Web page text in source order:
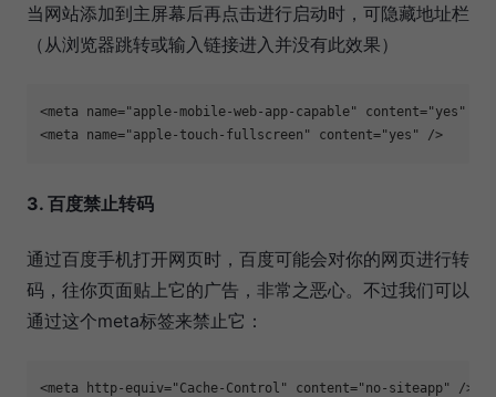
当网站添加到主屏幕后再点击进行启动时，可隐藏地址栏
（从浏览器跳转或输入链接进入并没有此效果）
<meta name="apple-mobile-web-app-capable" content="yes" />
<meta name="apple-touch-fullscreen" content="yes" />
3. 百度禁止转码
通过百度手机打开网页时，百度可能会对你的网页进行转
码，往你页面贴上它的广告，非常之恶心。不过我们可以
通过这个meta标签来禁止它：
<meta http-equiv="Cache-Control" content="no-siteapp" />